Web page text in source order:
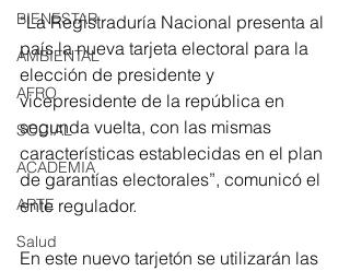
BIENESTAR
AMBIENTAL
AFRO
SOCIAL
ACADEMIA
ARTE
Salud
“La Registraduría Nacional presenta al
país la nueva tarjeta electoral para la
elección de presidente y
vicepresidente de la república en
segunda vuelta, con las mismas
características establecidas en el plan
de garantías electorales”, comunicó el
ente regulador.
En este nuevo tarjetón se utilizarán las